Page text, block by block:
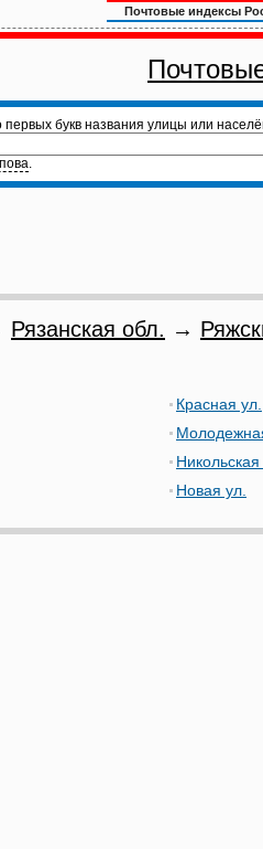
Почтовые индексы
первых букв названия улицы или
.
Рязанская обл. →
Красная ул.
Новая ул.